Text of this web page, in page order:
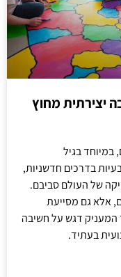
יצירתית מחוץ
במיוחד בגיל
בדרכים חדשניות,
של העולם סביבם.
אלא גם מסייעת
המעניק דגש על חשיבה
בעתיד.